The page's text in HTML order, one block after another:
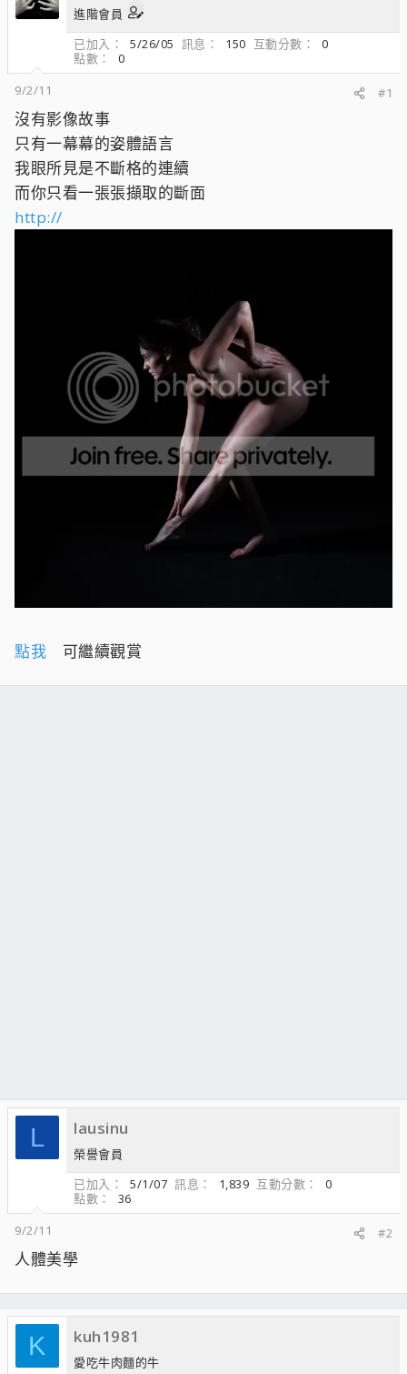
進階會員
已加入
5/26/05 訊息 150 互動分數
0
點數
0
9/2/11
#1
沒有影像故事
只有一幕幕的姿體語言
我眼所見是不斷格的連續
而你只看一張張擷取的斷面
http://
點我 可繼續觀賞
L lausinu
榮譽會員
已加入
5/1/07 訊息 1,839 互動分數
0
點數
36
9/2/11
#2
人體美學
K kuh1981
愛吃牛肉麵的牛